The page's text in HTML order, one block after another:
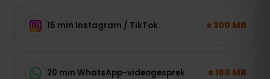
15 min Instagram / TikTok ± 300 MB
20 min WhatsApp-videogesprek ± 100 MB